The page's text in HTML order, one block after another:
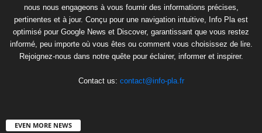
nous nous engageons à vous fournir des informations précises,
pertinentes et à jour. Conçu pour une navigation intuitive, Info Pla est
optimisé pour Google News et Discover, garantissant que vous restez
informé, peu importe où vous êtes ou comment vous choisissez de lire.
Rejoignez-nous dans notre quête pour éclairer, informer et inspirer.
Contact us: contact@info-pla.fr
EVEN MORE NEWS